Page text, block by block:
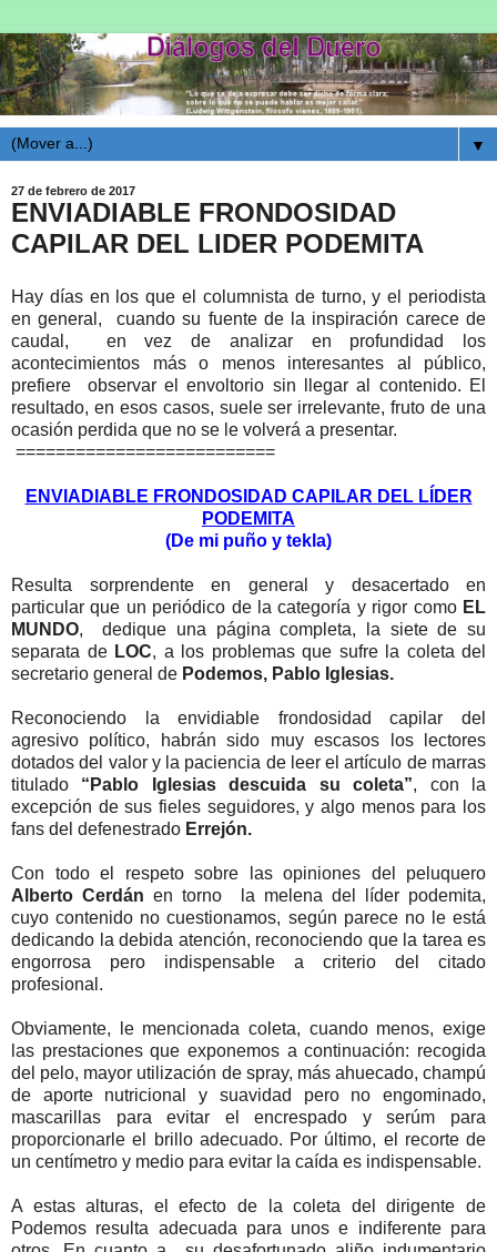
▼
27 de febrero de 2017
ENVIADIABLE FRONDOSIDAD
CAPILAR DEL LIDER PODEMITA
Hay días en los que el columnista de turno, y el periodista
en general, cuando su fuente de la inspiración carece de
caudal, en vez de analizar en profundidad los
acontecimientos más o menos interesantes al público,
prefiere observar el envoltorio sin llegar al contenido. El
resultado, en esos casos, suele ser irrelevante, fruto de una
ocasión perdida que no se le volverá a presentar.
==========================
ENVIADIABLE FRONDOSIDAD CAPILAR DEL LÍDER
PODEMITA
(De mi puño y tekla)
Resulta sorprendente en general y desacertado en
particular que un periódico de la categoría y rigor como EL
MUNDO, dedique una página completa, la siete de su
separata de LOC, a los problemas que sufre la coleta del
secretario general de Podemos, Pablo Iglesias.
Reconociendo la envidiable frondosidad capilar del
agresivo político, habrán sido muy escasos los lectores
dotados del valor y la paciencia de leer el artículo de marras
titulado “Pablo Iglesias descuida su coleta”, con la
excepción de sus fieles seguidores, y algo menos para los
fans del defenestrado Errejón.
Con todo el respeto sobre las opiniones del peluquero
Alberto Cerdán en torno la melena del líder podemita,
cuyo contenido no cuestionamos, según parece no le está
dedicando la debida atención, reconociendo que la tarea es
engorrosa pero indispensable a criterio del citado
profesional.
Obviamente, le mencionada coleta, cuando menos, exige
las prestaciones que exponemos a continuación: recogida
del pelo, mayor utilización de spray, más ahuecado, champú
de aporte nutricional y suavidad pero no engominado,
mascarillas para evitar el encrespado y serúm para
proporcionarle el brillo adecuado. Por último, el recorte de
un centímetro y medio para evitar la caída es indispensable.
A estas alturas, el efecto de la coleta del dirigente de
Podemos resulta adecuada para unos e indiferente para